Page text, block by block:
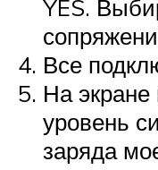
YES.
Все
На
уровень
заряда